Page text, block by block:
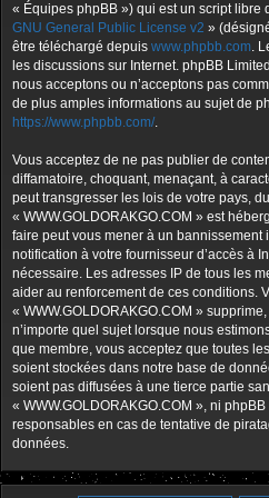
« Équipes phpBB ») qui est un script libre
GNU General Public License v2 »
être téléchargé depuis www.phpbb.com.
les discussions sur Internet. phpBB
nous acceptons ou n’acceptons pas
de plus amples informations au sujet de
https://www.phpbb.com/.
Vous acceptez de ne pas publier de
diffamatoire, choquant, menaçant, à
peut transgresser les lois de votre pays,
« WWW.GOLDORAKGO.COM » est
faire peut vous mener à un bannissement
notification à votre fournisseur d’accès à
nécessaire. Les adresses IP de tous les
aider au renforcement de ces conditions.
« WWW.GOLDORAKGO.COM »
n’importe quel sujet lorsque nous
que membre, vous acceptez que toutes
soient stockées dans notre base de
soient pas diffusées à une tierce partie
« WWW.GOLDORAKGO.COM », ni
responsables en cas de tentative de
données.